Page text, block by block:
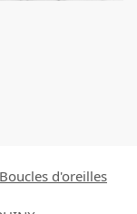
Boucles d'oreilles